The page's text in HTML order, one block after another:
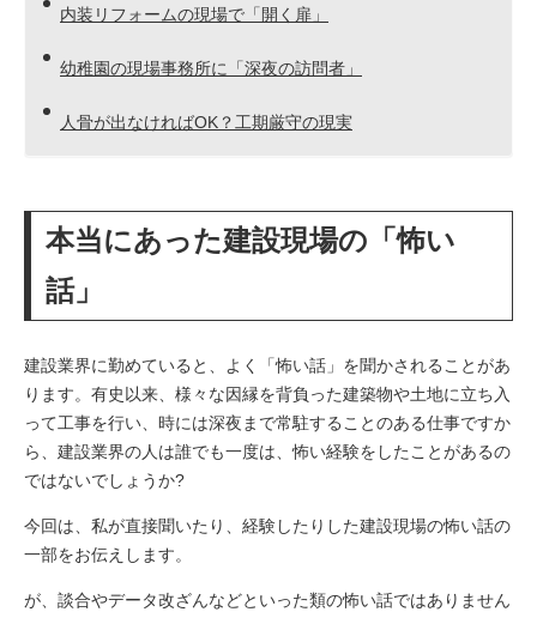
内装リフォームの現場で「開く扉」
幼稚園の現場事務所に「深夜の訪問者」
人骨が出なければOK？工期厳守の現実
本当にあった建設現場の「怖い
話」
建設業界に勤めていると、よく「怖い話」を聞かされることがあ
ります。有史以来、様々な因縁を背負った建築物や土地に立ち入
って工事を行い、時には深夜まで常駐することのある仕事ですか
ら、建設業界の人は誰でも一度は、怖い経験をしたことがあるの
ではないでしょうか?
今回は、私が直接聞いたり、経験したりした建設現場の怖い話の
一部をお伝えします。
が、談合やデータ改ざんなどといった類の怖い話ではありません